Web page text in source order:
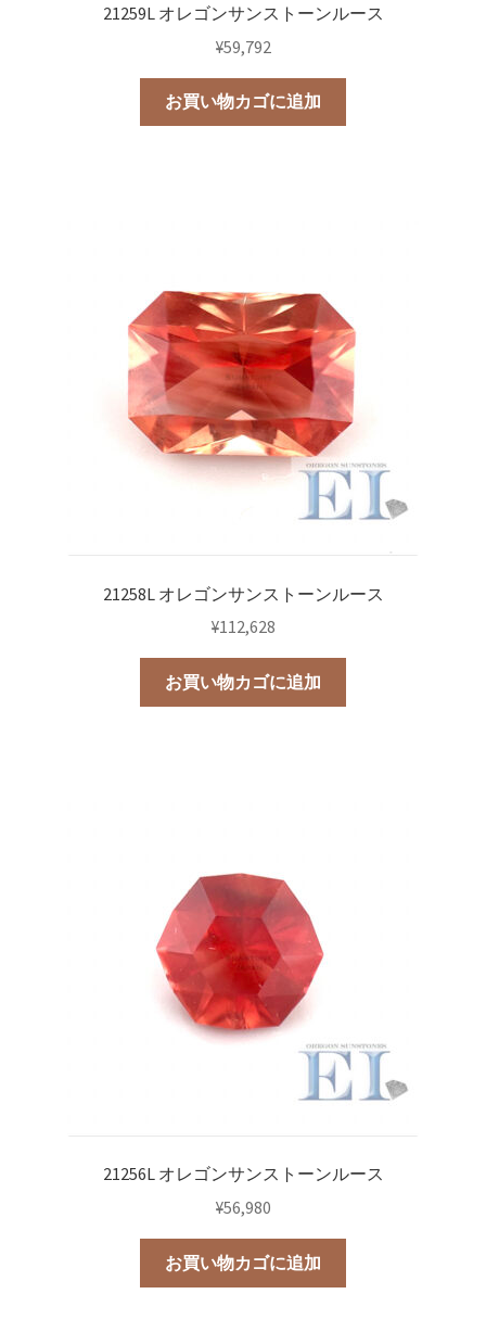
21259L オレゴンサンストーンルース
¥59,792
お買い物カゴに追加
21258L オレゴンサンストーンルース
¥112,628
お買い物カゴに追加
21256L オレゴンサンストーンルース
¥56,980
お買い物カゴに追加